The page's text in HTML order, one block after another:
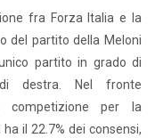
fra Forza Italia e la
del partito della Meloni
partito in grado di
destra. Nel fronte
competizione per la
il 22.7% dei consensi,